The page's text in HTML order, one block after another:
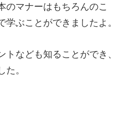
のマナーはもちろんのこ
学ぶことができましたよ。
トなども知ることができ、
た。